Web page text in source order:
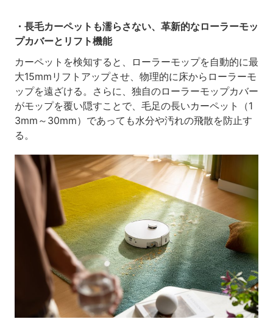
・長毛カーペットも濡らさない、革新的なローラーモッ
プカバーとリフト機能
カーペットを検知すると、ローラーモップを自動的に最
大15mmリフトアップさせ、物理的に床からローラーモ
ップを遠ざける。さらに、独自のローラーモップカバー
がモップを覆い隠すことで、毛足の長いカーペット（1
3mm～30mm）であっても水分や汚れの飛散を防止す
る。